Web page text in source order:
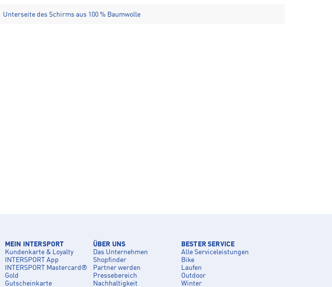
Unterseite des Schirms aus 100 % Baumwolle
MEIN INTERSPORT
Kundenkarte & Loyalty
INTERSPORT App
INTERSPORT Mastercard®
Gold
Gutscheinkarte
ÜBER UNS
Das Unternehmen
Shopfinder
Partner werden
Pressebereich
Nachhaltigkeit
BESTER SERVICE
Alle Serviceleistungen
Bike
Laufen
Outdoor
Winter